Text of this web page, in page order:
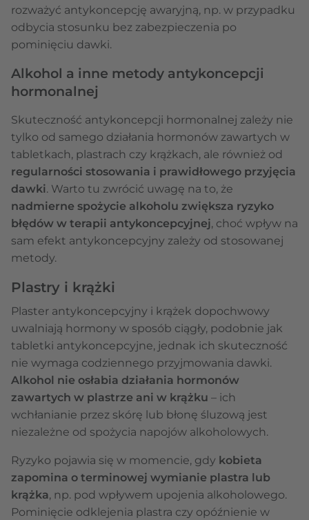
rozważyć antykoncepcję awaryjną, np. w przypadku
odbycia stosunku bez zabezpieczenia po
pominięciu dawki.
Alkohol a inne metody antykoncepcji
hormonalnej
Skuteczność antykoncepcji hormonalnej zależy nie
tylko od samego działania hormonów zawartych w
tabletkach, plastrach czy krążkach, ale również od
regularności stosowania i prawidłowego przyjęcia
dawki. Warto tu zwrócić uwagę na to, że
nadmierne spożycie alkoholu zwiększa ryzyko
błędów w terapii antykoncepcyjnej, choć wpływ na
sam efekt antykoncepcyjny zależy od stosowanej
metody.
Plastry i krążki
Plaster antykoncepcyjny i krążek dopochwowy
uwalniają hormony w sposób ciągły, podobnie jak
tabletki antykoncepcyjne, jednak ich skuteczność
nie wymaga codziennego przyjmowania dawki.
Alkohol nie osłabia działania hormonów
zawartych w plastrze ani w krążku – ich
wchłanianie przez skórę lub błonę śluzową jest
niezależne od spożycia napojów alkoholowych.
Ryzyko pojawia się w momencie, gdy kobieta
zapomina o terminowej wymianie plastra lub
krążka, np. pod wpływem upojenia alkoholowego.
Pominięcie odklejenia plastra czy opóźnienie w